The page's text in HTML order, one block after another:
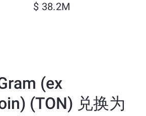
$ 38.2M
(ex
(TON) 兑换为